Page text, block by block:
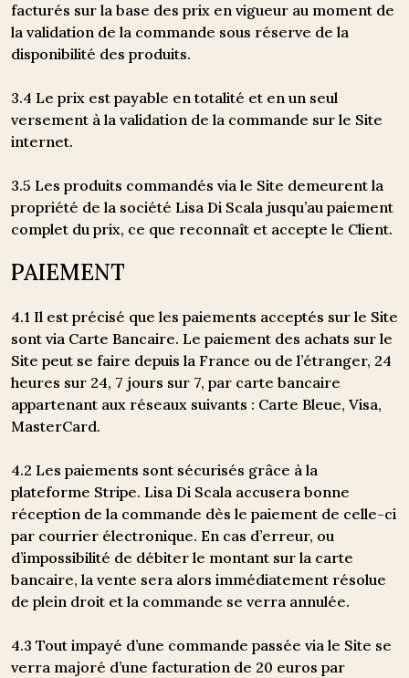
facturés sur la base des prix en vigueur au moment de
la validation de la commande sous réserve de la
disponibilité des produits.
3.4 Le prix est payable en totalité et en un seul
versement à la validation de la commande sur le Site
internet.
3.5 Les produits commandés via le Site demeurent la
propriété de la société Lisa Di Scala jusqu’au paiement
complet du prix, ce que reconnaît et accepte le Client.
PAIEMENT
4.1 Il est précisé que les paiements acceptés sur le Site
sont via Carte Bancaire. Le paiement des achats sur le
Site peut se faire depuis la France ou de l’étranger, 24
heures sur 24, 7 jours sur 7, par carte bancaire
appartenant aux réseaux suivants : Carte Bleue, Visa,
MasterCard.
4.2 Les paiements sont sécurisés grâce à la
plateforme Stripe. Lisa Di Scala accusera bonne
réception de la commande dès le paiement de celle-ci
par courrier électronique. En cas d’erreur, ou
d’impossibilité de débiter le montant sur la carte
bancaire, la vente sera alors immédiatement résolue
de plein droit et la commande se verra annulée.
4.3 Tout impayé d’une commande passée via le Site se
verra majoré d’une facturation de 20 euros par